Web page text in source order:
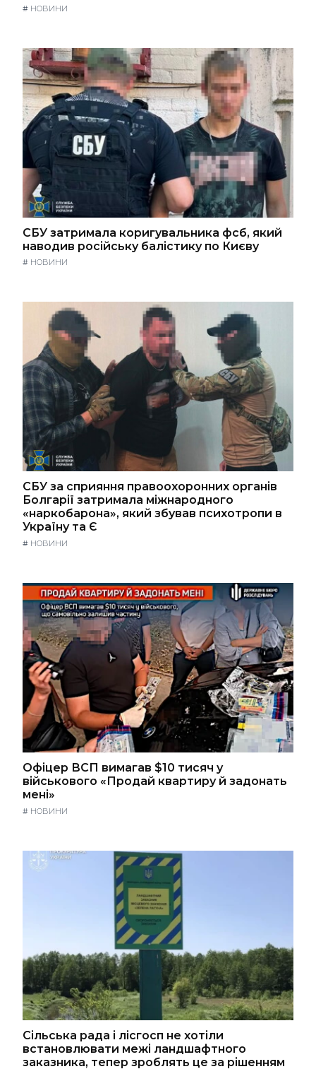
# НОВИНИ
СБУ затримала коригувальника фсб, який
наводив російську балістику по Києву
# НОВИНИ
СБУ за сприяння правоохоронних органів
Болгарії затримала міжнародного
«наркобарона», який збував психотропи в
Україну та Є
# НОВИНИ
Офіцер ВСП вимагав $10 тисяч у
військового «Продай квартиру й задонать
мені»
# НОВИНИ
Сільська рада і лісгосп не хотіли
встановлювати межі ландшафтного
заказника, тепер зроблять це за рішенням